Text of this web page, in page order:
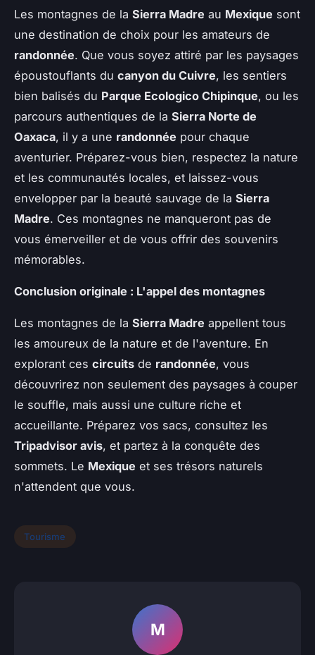
Les montagnes de la Sierra Madre au Mexique sont
une destination de choix pour les amateurs de
randonnée. Que vous soyez attiré par les paysages
époustouflants du canyon du Cuivre, les sentiers
bien balisés du Parque Ecologico Chipinque, ou les
parcours authentiques de la Sierra Norte de
Oaxaca, il y a une randonnée pour chaque
aventurier. Préparez-vous bien, respectez la nature
et les communautés locales, et laissez-vous
envelopper par la beauté sauvage de la Sierra
Madre. Ces montagnes ne manqueront pas de
vous émerveiller et de vous offrir des souvenirs
mémorables.
Conclusion originale : L'appel des montagnes
Les montagnes de la Sierra Madre appellent tous
les amoureux de la nature et de l'aventure. En
explorant ces circuits de randonnée, vous
découvrirez non seulement des paysages à couper
le souffle, mais aussi une culture riche et
accueillante. Préparez vos sacs, consultez les
Tripadvisor avis, et partez à la conquête des
sommets. Le Mexique et ses trésors naturels
n'attendent que vous.
Tourisme
M